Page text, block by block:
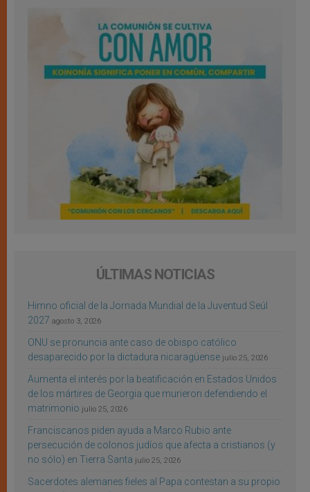
ÚLTIMAS NOTICIAS
Himno oficial de la Jornada Mundial de la Juventud Seúl
2027 agosto 3, 2026
ONU se pronuncia ante caso de obispo católico
desaparecido por la dictadura nicaragüense julio 25, 2026
Aumenta el interés por la beatificación en Estados Unidos
de los mártires de Georgia que murieron defendiendo el
matrimonio julio 25, 2026
Franciscanos piden ayuda a Marco Rubio ante
persecución de colonos judíos que afecta a cristianos (y
no sólo) en Tierra Santa julio 25, 2026
Sacerdotes alemanes fieles al Papa contestan a su propio